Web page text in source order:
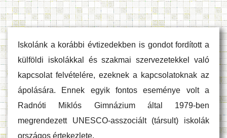
Iskolánk a korábbi évtizedekben is gondot fordított a
külföldi iskolákkal és szakmai szervezetekkel való
kapcsolat felvételére, ezeknek a kapcsolatoknak az
ápolására. Ennek egyik fontos eseménye volt a
Radnóti Miklós Gimnázium által 1979-ben
megrendezett UNESCO-asszociált (társult) iskolák
országos értekezlete.